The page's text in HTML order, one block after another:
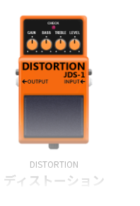
DISTORTION
ディストーション